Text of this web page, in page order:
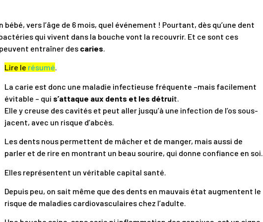
vers l’âge de 6 mois, quel événement ! Pourtant, dès qu’une dent
qui vivent dans la bouche vont la recouvrir. Et ce sont ces
entraîner des caries.
Lire le résumé.
La carie est donc une maladie infectieuse fréquente –mais facilement
évitable – qui s’attaque aux dents et les détruit.
Elle y creuse des cavités et peut aller jusqu’à une infection de l’os sous-
jacent, avec un risque d’abcès.
Les dents nous permettent de mâcher et de manger, mais aussi de
parler et de rire en montrant un beau sourire, qui donne confiance en soi.
Elles représentent un véritable capital santé.
Depuis peu, on sait même que des dents en mauvais état augmentent le
risque de maladies cardiovasculaires chez l’adulte.